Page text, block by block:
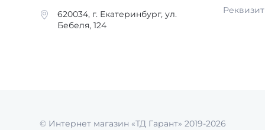
620034, г. Екатеринбург, ул.
Бебеля, 124
© Интернет магазин «ТД Гарант» 2019-2026